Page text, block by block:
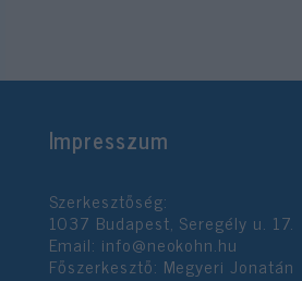
Impresszum
Szerkesztőség:
1037 Budapest, Seregély u. 17.
Email: info@neokohn.hu
Főszerkesztő: Megyeri Jonatán